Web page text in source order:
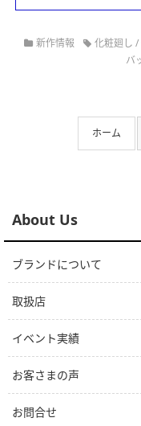
新作情報 化粧廻し /
バ
ホーム
About Us
ブランドについて
取扱店
イベント実績
お客さまの声
お問合せ